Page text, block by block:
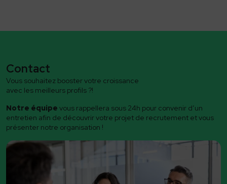
Contact
Vous souhaitez booster votre croissance
avec les meilleurs profils ?!
Notre équipe vous rappellera sous 24h pour convenir d’un
entretien afin de découvrir votre projet de recrutement et vous
présenter notre organisation !